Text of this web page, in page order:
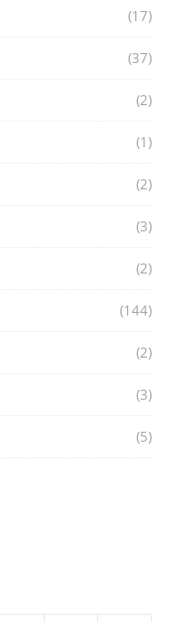
(17)
(37)
(2)
(1)
(2)
(3)
(2)
(144)
(2)
(3)
(5)